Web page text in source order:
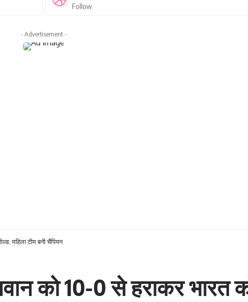
Follow
- Advertisement -
महिला टीम बनी चैंपियन
को 10-0 से हराकर भारत